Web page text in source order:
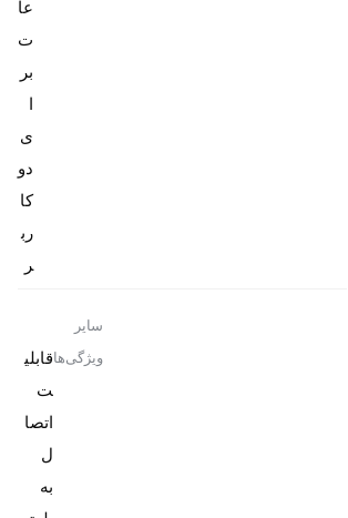
عا
ت
بر
ی
دو
کا
رب
ر
سایر
ویژگی‌هاقابلی
ت
اتصا
ل
به